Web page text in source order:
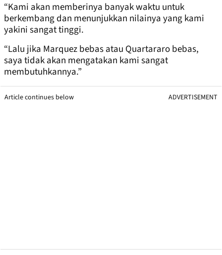
“Kami akan memberinya banyak waktu untuk
berkembang dan menunjukkan nilainya yang kami
yakini sangat tinggi.
“Lalu jika Marquez bebas atau Quartararo bebas,
saya tidak akan mengatakan kami sangat
membutuhkannya.”
Article continues below ADVERTISEMENT